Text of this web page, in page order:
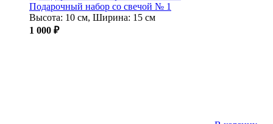
Подарочный набор со свечой № 1
Высота: 10 см, Ширина: 15 см
1 000 ₽